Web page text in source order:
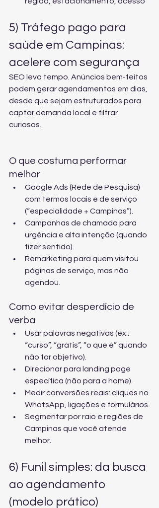
5) Tráfego pago para
saúde em Campinas:
acelere com segurança
SEO leva tempo. Anúncios bem-feitos
podem gerar agendamentos em dias,
desde que sejam estruturados para
captar demanda local e filtrar
curiosos.
O que costuma performar
melhor
Google Ads (Rede de Pesquisa)
com termos locais e de serviço
(“especialidade + Campinas”).
Campanhas de chamada para
urgência e alta intenção (quando
fizer sentido).
Remarketing para quem visitou
páginas de serviço, mas não
agendou.
Como evitar desperdício de
verba
Usar palavras negativas (ex.:
“curso”, “grátis”, “o que é” quando
não for objetivo).
Direcionar para landing page
específica (não para a home).
Medir conversões reais: cliques no
WhatsApp, ligações e formulários.
Segmentar por raio e regiões de
Campinas que você atende
melhor.
6) Funil simples: da busca
ao agendamento
(modelo prático)